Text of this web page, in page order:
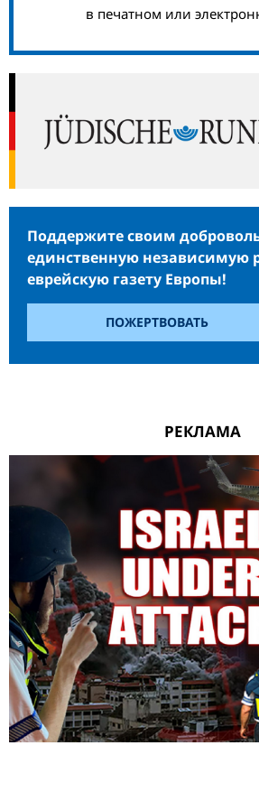
в печатном или
Поддержите своим
единственную независимую
еврейскую газету Европы!
ПОЖЕРТВОВАТЬ
РЕКЛАМА